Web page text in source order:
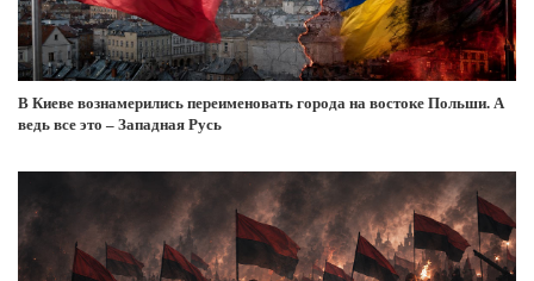
В Киеве вознамерились переименовать города на востоке Польши. А
ведь все это – Западная Русь